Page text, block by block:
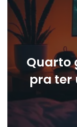
Quarto
pra ter